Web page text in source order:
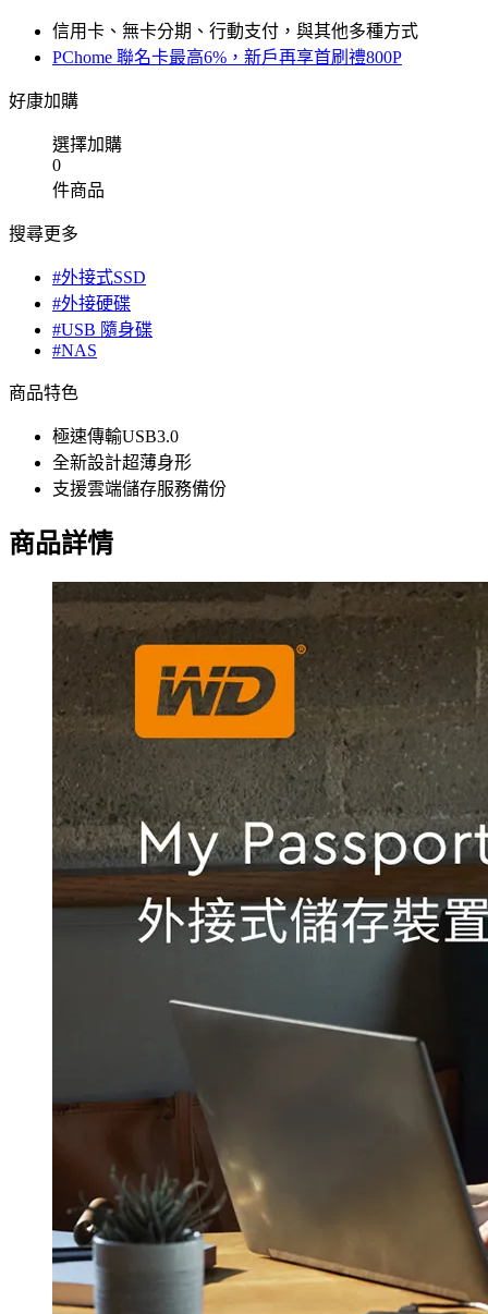
信用卡、無卡分期、行動支付，與其他多種方式
PChome 聯名卡最高6%，新戶再享首刷禮800P
好康加購
選擇加購
0
件商品
搜尋更多
#外接式SSD
#外接硬碟
#USB 隨身碟
#NAS
商品特色
極速傳輸USB3.0
全新設計超薄身形
支援雲端儲存服務備份
商品詳情